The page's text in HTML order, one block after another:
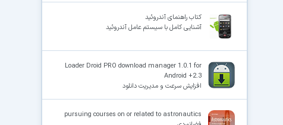
کتاب راهنمای آندروئید
آشنایی کامل با سیستم عامل آندروئید
Loader Droid PRO download manager 1.0.1 for
Android +2.3
افزایش سرعت و مدیریت دانلود
pursuing courses on or related to astronautics